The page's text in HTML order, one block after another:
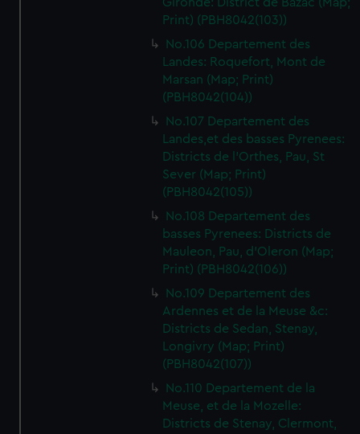
Print) (PBH8042(103))
No.106 Departement des
Landes: Roquefort, Mont de
Marsan (Map; Print)
(PBH8042(104))
No.107 Departement des
Landes,et des basses Pyrenees:
Districts de l'Orthes, Pau, St
Sever (Map; Print)
(PBH8042(105))
No.108 Departement des
basses Pyrenees: Districts de
Mauleon, Pau, d'Oleron (Map;
Print) (PBH8042(106))
No.109 Departement des
Ardennes et de la Meuse &c:
Districts de Sedan, Stenay,
Longivry (Map; Print)
(PBH8042(107))
No.110 Departement de la
Meuse, et de la Mozelle:
Districts de Stenay, Clermont,